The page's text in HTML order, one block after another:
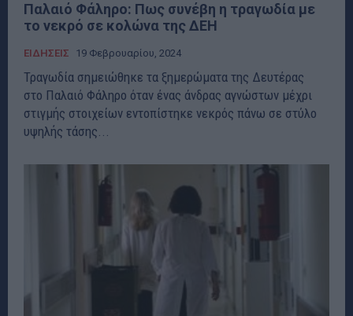
Παλαιό Φάληρο: Πως συνέβη η τραγωδία με
το νεκρό σε κολώνα της ΔΕΗ
ΕΙΔΗΣΕΙΣ 19 Φεβρουαρίου, 2024
Τραγωδία σημειώθηκε τα ξημερώματα της Δευτέρας
στο Παλαιό Φάληρο όταν ένας άνδρας αγνώστων μέχρι
στιγμής στοιχείων εντοπίστηκε νεκρός πάνω σε στύλο
υψηλής τάσης...